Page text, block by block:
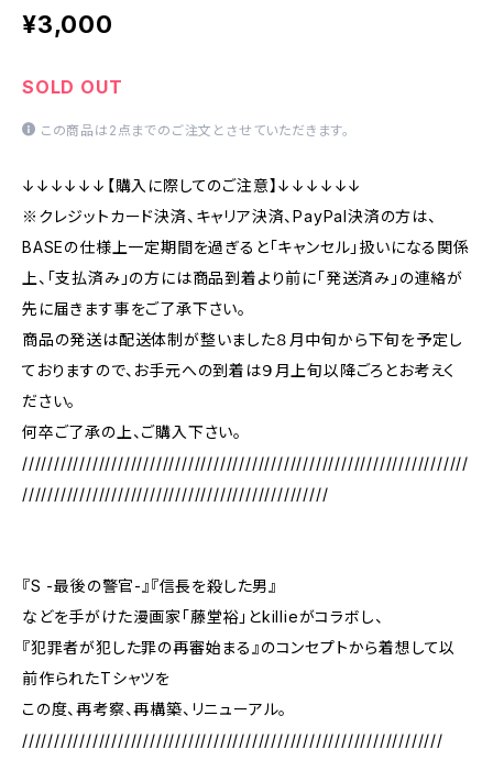
¥3,000
SOLD OUT
この商品は2点までのご注文とさせていただきます。
↓↓↓↓↓↓【購入に際してのご注意】↓↓↓↓↓↓
※クレジットカード決済、キャリア決済、PayPal決済の方は、
BASEの仕様上一定期間を過ぎると「キャンセル」扱いになる関係
上、「支払済み」の方には商品到着より前に「発送済み」の連絡が
先に届きます事をご了承下さい。
商品の発送は配送体制が整いました８月中旬から下旬を予定し
ておりますので、お手元への到着は９月上旬以降ごろとお考えく
ださい。
何卒ご了承の上、ご購入下さい。
//////////////////////////////////////////////////////////////////////
////////////////////////////////////////////////
『S -最後の警官-』『信長を殺した男』
などを手がけた漫画家「藤堂裕」とkillieがコラボし、
『犯罪者が犯した罪の再審始まる』のコンセプトから着想して以
前作られたTシャツを
この度、再考察、再構築、リニューアル。
//////////////////////////////////////////////////////////////////